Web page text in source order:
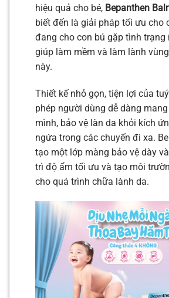
hiệu quả cho bé, Bepanthen
biết đến là giải pháp tối ưu cho
đang cho con bú gặp tình trạng
giúp làm mềm và làm lành
này.
Thiết kế nhỏ gọn, tiện lợi của
phép người dùng dễ dàng
mình, bảo vệ làn da khỏi kích
ngứa trong các chuyến đi xa.
tạo một lớp màng bảo vệ dày
trì độ ẩm tối ưu và tạo môi
cho quá trình chữa lành da.